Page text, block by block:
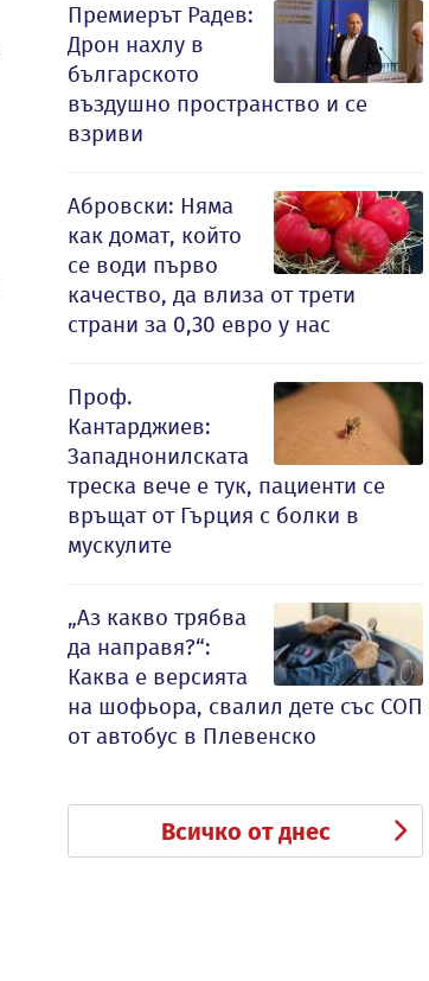
Премиерът Радев:
Дрон нахлу в
българското
въздушно пространство и се
взриви
Абровски: Няма
как домат, който
се води първо
качество, да влиза от трети
страни за 0,30 евро у нас
Проф.
Кантарджиев:
Западнонилската
треска вече е тук, пациенти се
връщат от Гърция с болки в
мускулите
„Аз какво трябва
да направя?“:
Каква е версията
на шофьора, свалил дете със СОП
от автобус в Плевенско
Всичко от днес